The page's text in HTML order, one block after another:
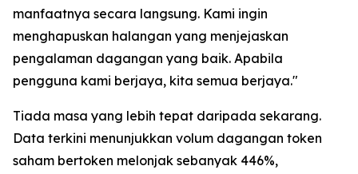
manfaatnya secara langsung. Kami ingin
menghapuskan halangan yang menjejaskan
pengalaman dagangan yang baik. Apabila
pengguna kami berjaya, kita semua berjaya."
Tiada masa yang lebih tepat daripada sekarang.
Data terkini menunjukkan volum dagangan token
saham bertoken melonjak sebanyak 446%,